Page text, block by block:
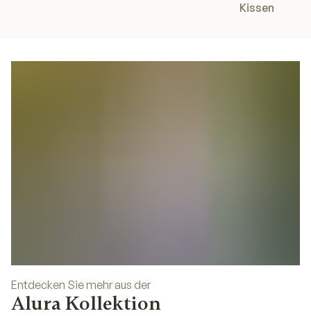
Kissen
Entdecken Sie mehr aus der
Alura Kollektion